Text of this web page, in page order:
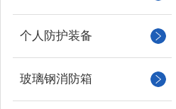
个人防护装备
玻璃钢消防箱